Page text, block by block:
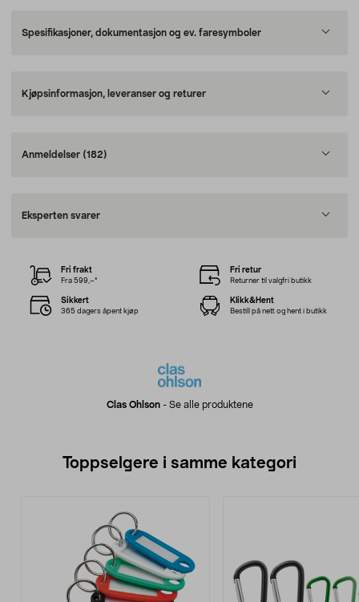
Spesifikasjoner, dokumentasjon og ev. faresymboler
Kjøpsinformasjon, leveranser og returer
Anmeldelser (182)
Eksperten svarer
Clas Ohlson- Se alle produktene
Fri frakt
Fra 599,–*
Fri retur
Returner til valgfri butikk
Sikkert
365 dagers åpent kjøp
Klikk&Hent
Bestill på nett og hent i butikk
Toppselgere i samme kategori